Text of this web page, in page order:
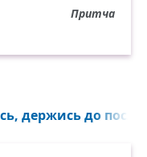
Притча
держись до